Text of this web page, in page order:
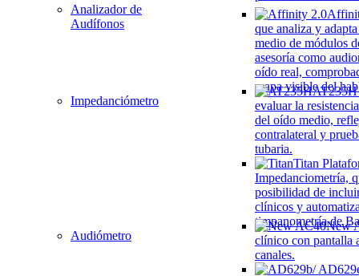
Analizador de
Audífonos
que analiza y
medio de módulos
asesoría como
oído real,
mapa visible del
Impedanciómetro
AT235H
evaluar la
del oído medio,
contralateral y
tubaria.
Titan
Impedanciometría,
posibilidad de
clínicos y
timpanometría de
Audiómetro
New
clínico con pantalla
canales.